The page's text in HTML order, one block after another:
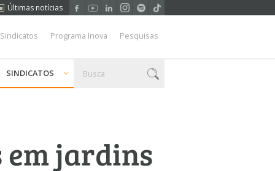
Últimas notícias
Programa Inova Pesquisas
SINDICATOS
jardins